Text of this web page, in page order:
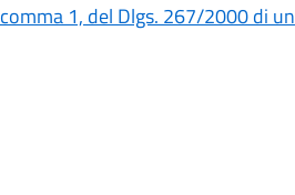
1, del Dlgs. 267/2000 di un